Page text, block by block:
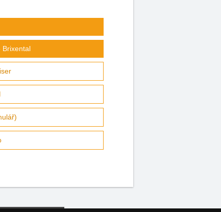
Brixental